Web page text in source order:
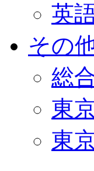
英
その
総
東
東